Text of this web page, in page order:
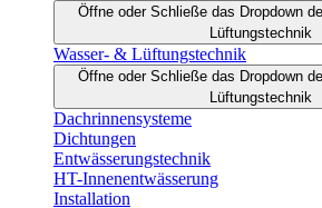
Öffne oder Schließe das Dropdown
Lüftungstechnik
Wasser- & Lüftungstechnik
Öffne oder Schließe das Dropdown
Lüftungstechnik
Dachrinnensysteme
Dichtungen
Entwässerungstechnik
HT-Innenentwässerung
Installation